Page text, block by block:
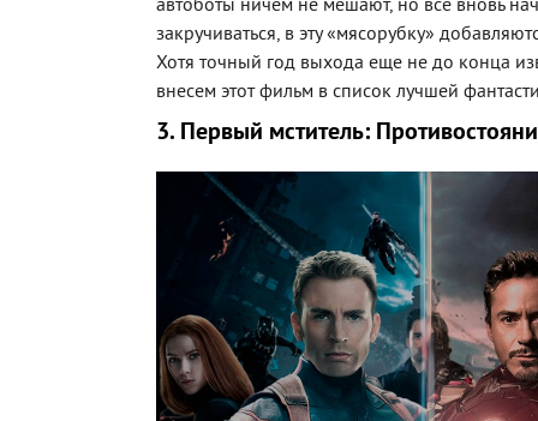
автоботы ничем не мешают, но все вновь
закручиваться, в эту «мясорубку»
Хотя точный год выхода еще не до конца
внесем этот фильм в список лучшей
3. Первый мститель: